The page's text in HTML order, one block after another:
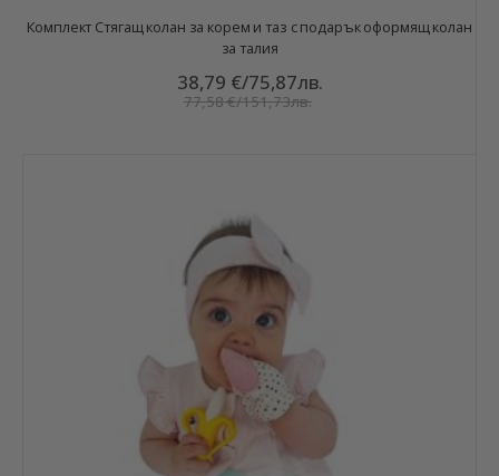
Комплект Стягащ колан за корем и таз с подарък оформящ колан
за талия
38,79 €/75,87лв.
77,58 €/151,73лв.